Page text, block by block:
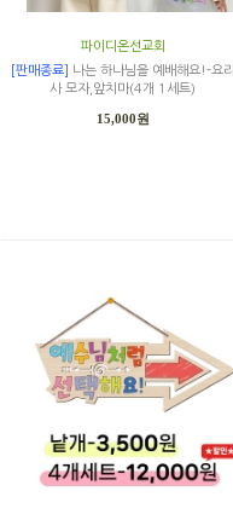
파이디온선교회
[판매종료]
나는 하나님을 예배해요!-요리
사 모자,앞치마(4개 1세트)
15,000원